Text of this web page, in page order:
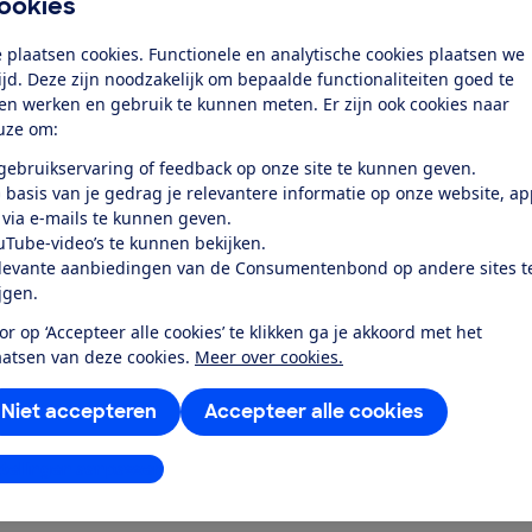
plaatsen cookies. Functionele en analytische cookies plaatsen we
Deze zijn noodzakelijk om bepaalde functionaliteiten goed te
werken en gebruik te kunnen meten. Er zijn ook cookies naar
om:
of feedback op onze site te kunnen geven.
basis van je gedrag je relevantere informatie op onze website,
e-mails te kunnen geven.
video’s te kunnen bekijken.
aanbiedingen van de Consumentenbond op andere sites
op ‘Accepteer alle cookies’ te klikken ga je akkoord met het
van deze cookies. Meer over cookies.
Accepteer alle cookies
Niet accepteren
aanpassen
toe